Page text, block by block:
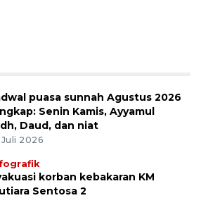
puasa sunnah Agustus 2026
Senin Kamis, Ayyamul
Daud, dan niat
Juli 2026
korban kebakaran KM
Sentosa 2